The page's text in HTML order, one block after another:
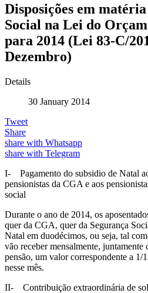
Disposições em
Social na Lei do
para 2014 (Lei 83-C/
Dezembro)
Details
30 January 2014
Tweet
Share
share with Whatsapp
share with Telegram
I- Pagamento do subsidio de Natal
pensionistas da CGA e aos
social
Durante o ano de 2014, os
quer da CGA, quer da Segurança
Natal em duodécimos, ou seja, tal
vão receber mensalmente, juntamente
pensão, um valor correspondente a 1/
nesse mês.
II- Contribuição extraordinária de